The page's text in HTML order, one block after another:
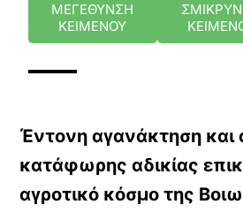
ΜΕΓΕΘΥΝΣΗ
ΚΕΙΜΕΝΟΥ
Έντονη αγανάκτηση και
κατάφωρης αδικίας
αγροτικό κόσμο της